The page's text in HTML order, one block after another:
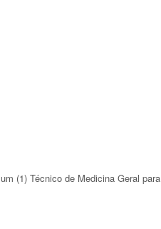
(1) Técnico de Medicina Geral para